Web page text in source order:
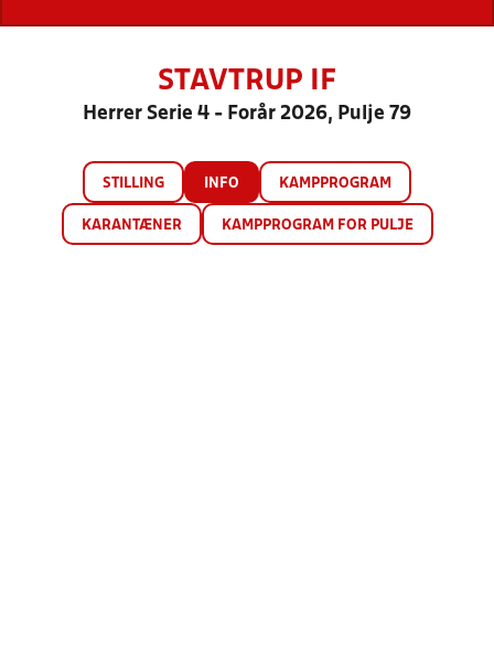
STAVTRUP IF
Herrer Serie 4 - Forår 2026, Pulje 79
STILLING INFO KAMPPROGRAM
KARANTÆNER KAMPPROGRAM FOR PULJE